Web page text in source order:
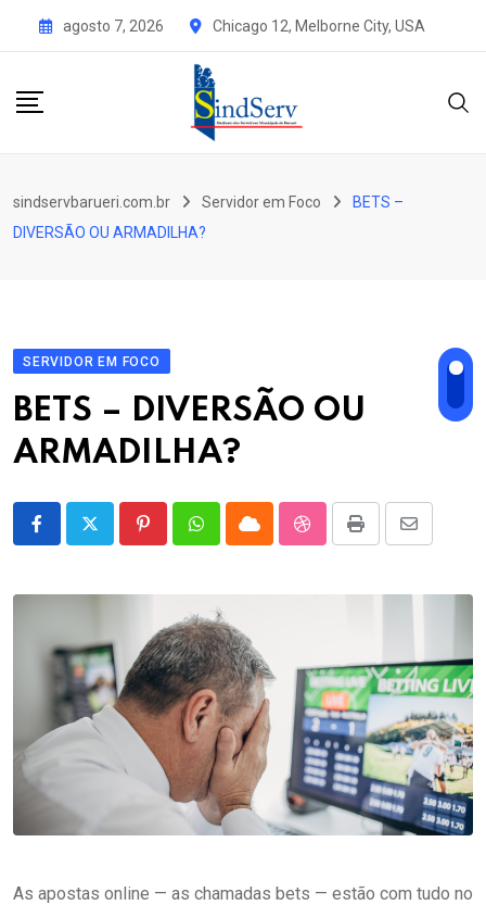
agosto 7, 2026 Chicago 12, Melborne City, USA
sindservbarueri.com.br Servidor em Foco
BETS –
DIVERSÃO OU ARMADILHA?
SERVIDOR EM FOCO
BETS – DIVERSÃO OU
ARMADILHA?
PinterestWhatsappCloud StumbleUpon
Print
Share
Email
As apostas online — as chamadas bets — estão com tudo no